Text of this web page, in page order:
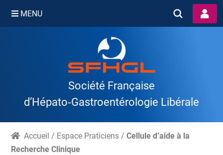
Skip
MENU
Société Française
d’Hépato‑Gastroentérologie Libérale
Accueil / Espace Praticiens /Cellule d’aide à la
Recherche Clinique